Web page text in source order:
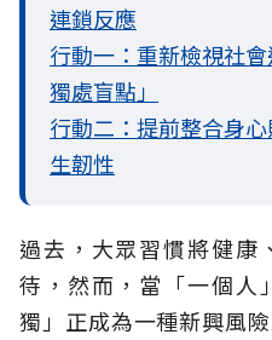
連鎖反應
行動一：重新檢視社
獨處盲點」
行動二：提前整合身
生韌性
過去，大眾習慣將健康
待，然而，當「一個人
獨」正成為一種新興風